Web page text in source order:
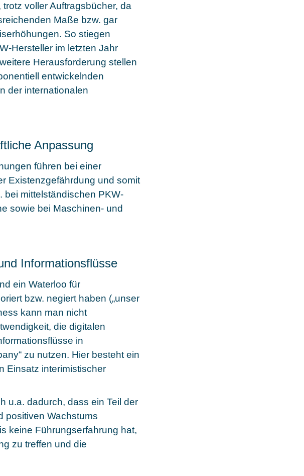
voller Auftragsbücher, da
Maße bzw. gar
So stiegen
Hersteller im letzten Jahr
Herausforderung stellen
entwickelnden
der internationalen
Anpassung
führen bei einer
Existenzgefährdung und somit
bei mittelständischen PKW-
sowie bei Maschinen- und
Informationsflüsse
ein Waterloo für
bzw. negiert haben („unser
kann man nicht
die digitalen
in
zu nutzen. Hier besteht ein
Einsatz interimistischer
u.a. dadurch, dass ein Teil der
positiven Wachstums
keine Führungserfahrung hat,
zu treffen und die